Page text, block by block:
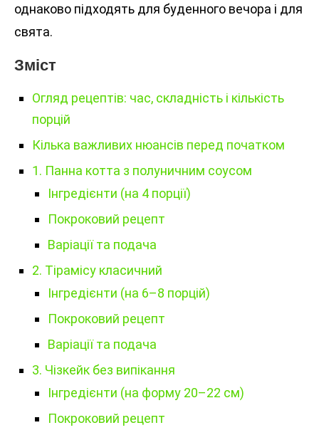
однаково підходять для буденного вечора і для
свята.
Зміст
Огляд рецептів: час, складність і кількість
порцій
Кілька важливих нюансів перед початком
1. Панна котта з полуничним соусом
Інгредієнти (на 4 порції)
Покроковий рецепт
Варіації та подача
2. Тірамісу класичний
Інгредієнти (на 6–8 порцій)
Покроковий рецепт
Варіації та подача
3. Чізкейк без випікання
Інгредієнти (на форму 20–22 см)
Покроковий рецепт